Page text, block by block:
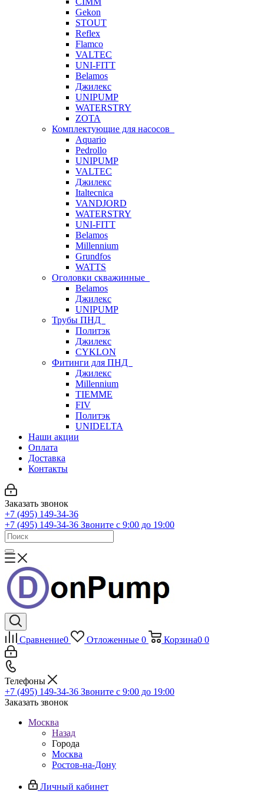
Gekon
STOUT
Reflex
Flamco
VALTEC
UNI-FITT
Belamos
Джилекс
UNIPUMP
WATERSTRY
ZOTA
Комплектующие для насосов
Aquario
Pedrollo
UNIPUMP
VALTEC
Джилекс
Italtecnica
VANDJORD
WATERSTRY
UNI-FITT
Belamos
Millennium
Grundfos
WATTS
Оголовки скважинные
Belamos
Джилекс
UNIPUMP
Трубы ПНД
Политэк
Джилекс
CYKLON
Фитинги для ПНД
Джилекс
Millennium
TIEMME
FIV
Политэк
UNIDELTA
Наши акции
Оплата
Доставка
Контакты
Заказать звонок
+7 (495) 149-34-36
+7 (495) 149-34-36 Звоните с 9:00 до 19:00
Сравнение0 Отложенные 0 Корзина0 0
Телефоны
+7 (495) 149-34-36 Звоните с 9:00 до 19:00
Заказать звонок
Москва
Назад
Города
Москва
Ростов-на-Дону
Личный кабинет